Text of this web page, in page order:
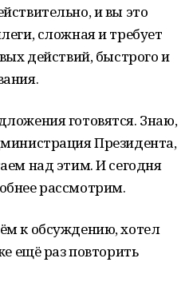
и вы это
сложная и требует
действий, быстрого и
готовятся. Знаю,
Президента,
над этим. И сегодня
рассмотрим.
к обсуждению, хотел
ещё раз повторить